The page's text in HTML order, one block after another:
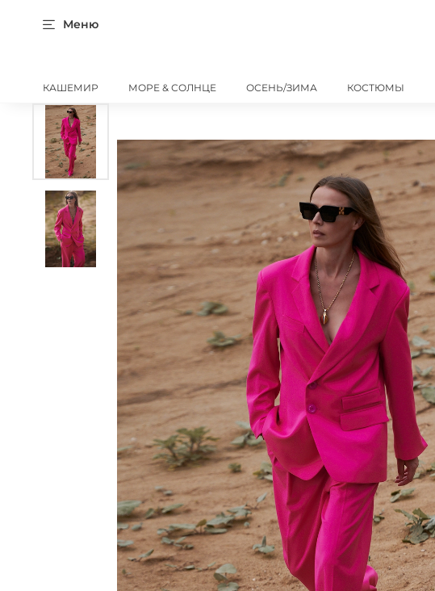
Меню
КАШЕМИР МОРЕ & СОЛНЦЕ ОСЕНЬ/ЗИМА КОСТЮМЫ